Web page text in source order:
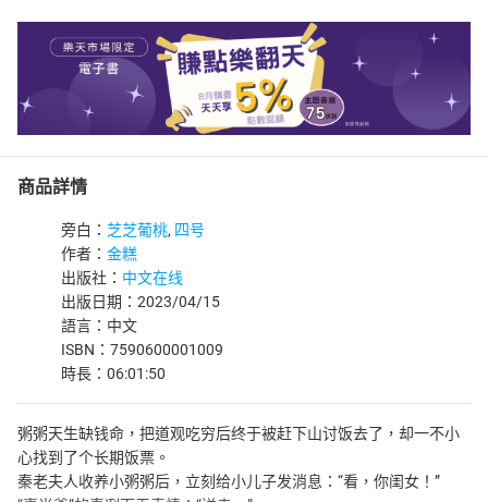
商品詳情
旁白： 芝芝葡桃, 四号
作者： 金糕
出版社： 中文在线
出版日期：2023/04/15
語言：中文
ISBN：7590600001009
時長：06:01:50
粥粥天生缺钱命，把道观吃穷后终于被赶下山讨饭去了，却一不小
心找到了个长期饭票。
秦老夫人收养小粥粥后，立刻给小儿子发消息：“看，你闺女！”